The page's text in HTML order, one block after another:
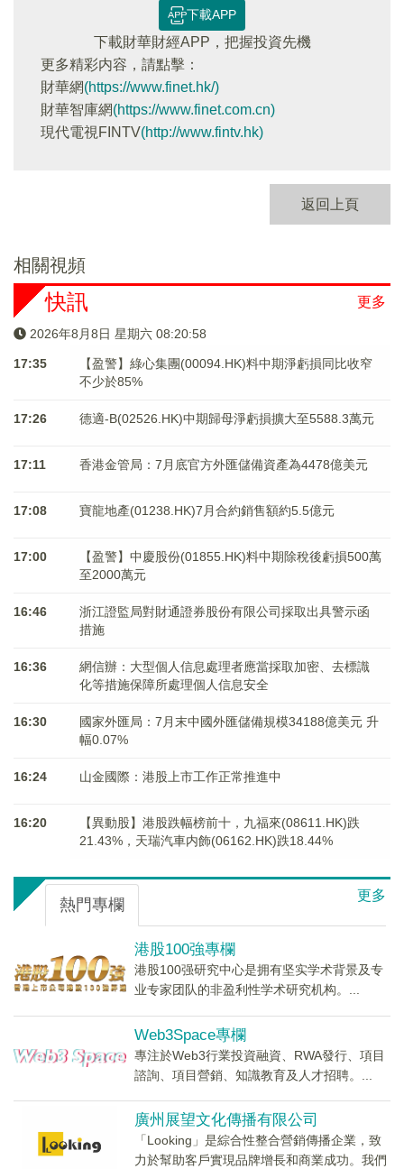
下載APP
下載財華財經APP，把握投資先機
更多精彩内容，請點擊：
財華網(https://www.finet.hk/)
財華智庫網(https://www.finet.com.cn)
現代電視FINTV(http://www.fintv.hk)
返回上頁
相關視頻
更多
快訊
2026年8月8日 星期六 08:20:58
17:35
【盈警】綠心集團(00094.HK)料中期淨虧損同比收窄
不少於85%
17:26 德適-B(02526.HK)中期歸母淨虧損擴大至5588.3萬元
17:11 香港金管局：7月底官方外匯儲備資產為4478億美元
17:08 寶龍地產(01238.HK)7月合約銷售額約5.5億元
17:00
【盈警】中慶股份(01855.HK)料中期除稅後虧損500萬
至2000萬元
16:46
浙江證監局對財通證券股份有限公司採取出具警示函
措施
16:36
網信辦：大型個人信息處理者應當採取加密、去標識
化等措施保障所處理個人信息安全
16:30
國家外匯局：7月末中國外匯儲備規模34188億美元 升
幅0.07%
16:24 山金國際：港股上市工作正常推進中
16:20
【異動股】港股跌幅榜前十，九福來(08611.HK)跌
21.43%，天瑞汽車内飾(06162.HK)跌18.44%
更多
熱門專欄
港股100強專欄
港股100强研究中心是拥有坚实学术背景及专
业专家团队的非盈利性学术研究机构。...
Web3Space專欄
專注於Web3行業投資融資、RWA發行、項目
諮詢、項目營銷、知識教育及人才招聘。...
廣州展望文化傳播有限公司
「Looking」是綜合性整合營銷傳播企業，致
力於幫助客戶實現品牌增長和商業成功。我們